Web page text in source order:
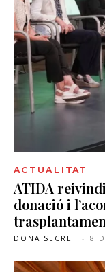
ACTUALITAT
ATIDA
donació i
DONA SECRET - 8